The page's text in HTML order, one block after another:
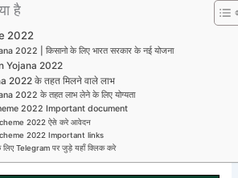
है
2022
2022 | किसानो के लिए भारत सरकार के नई योजना
Yojana 2022
2022 के तहत मिलने वाले लाभ
2022 के तहत लाभ लेने के लिए योग्यता
2022 Important document
2022 ऐसे करे आवेदन
2022 Important links
के लिए Telegram पर जुड़े यहाँ क्लिक करे